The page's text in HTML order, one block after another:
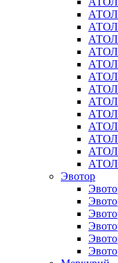
АТОЛ
АТОЛ
АТОЛ
АТОЛ
Эвотор